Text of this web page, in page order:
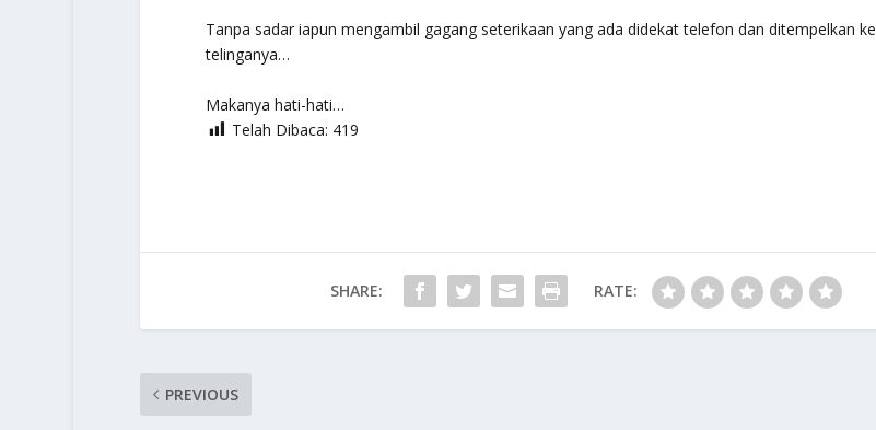
Tanpa sadar iapun mengambil gagang seterikaan yang ada didekat telefon dan ditempelkan ke
telinganya…
Makanya hati-hati…
Telah Dibaca: 419
SHARE: RATE:
PREVIOUS